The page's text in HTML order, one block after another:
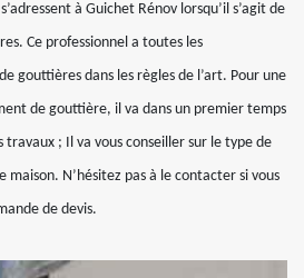
à Guichet Rénov lorsqu’il s’agit de
Ce professionnel a toutes les
gouttières dans les règles de l’art. Pour une
de gouttière, il va dans un premier temps
travaux ; Il va vous conseiller sur le type de
N’hésitez pas à le contacter si vous
de devis.